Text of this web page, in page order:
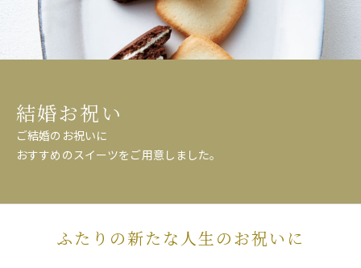
結婚お祝い
ご結婚のお祝いに
おすすめのスイーツをご用意しました。
ふたりの新たな人生のお祝いに